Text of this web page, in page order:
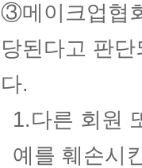
③메이크업협
당된다고 판
다.
1.다른 회원
예를 훼손시